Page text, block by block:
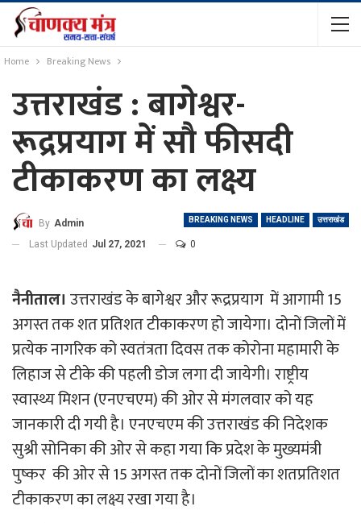
Home Breaking News
उत्तराखंड : बागेश्वर-
रूद्रप्रयाग में सौ फीसदी
टीकाकरण का लक्ष्य
BREAKING NEWS HEADLINE उत्तराखंड
By Admin
Last Updated Jul 27, 2021 0
नैनीताल। उत्तराखंड के बागेश्वर और रूद्रप्रयाग में आगामी 15
अगस्त तक शत प्रतिशत टीकाकरण हो जायेगा। दोनों जिलों में
प्रत्येक नागरिक को स्वतंत्रता दिवस तक कोरोना महामारी के
लिहाज से टीके की पहली डोज लगा दी जायेगी। राष्ट्रीय
स्वास्थ्य मिशन (एनएचएम) की ओर से मंगलवार को यह
जानकारी दी गयी है। एनएचएम की उत्तराखंड की निदेशक
सुश्री सोनिका की ओर से कहा गया कि प्रदेश के मुख्यमंत्री
पुष्कर की ओर से 15 अगस्त तक दोनों जिलों का शतप्रतिशत
टीकाकरण का लक्ष्य रखा गया है।